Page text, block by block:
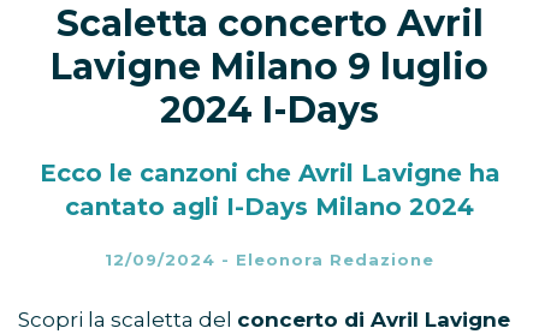
Scaletta concerto Avril
Lavigne Milano 9 luglio
2024 I-Days
Ecco le canzoni che Avril Lavigne ha
cantato agli I-Days Milano 2024
12/09/2024 - Eleonora Redazione
Scopri la scaletta del concerto di Avril Lavigne